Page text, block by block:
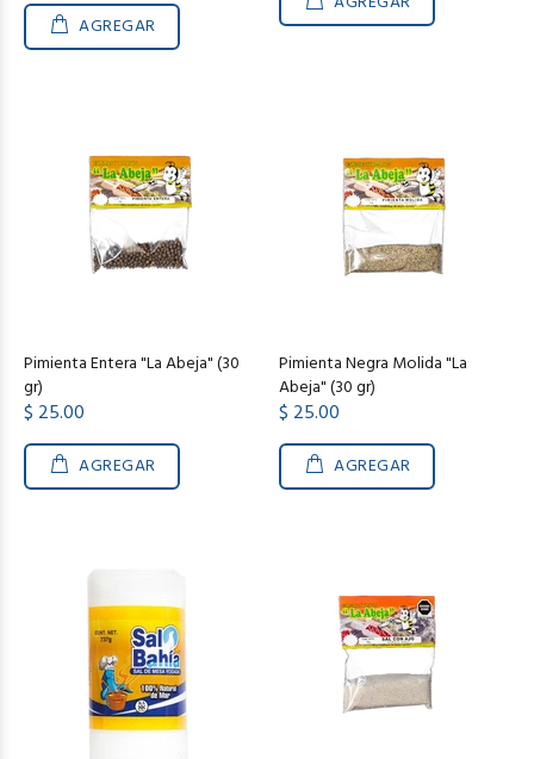
AGREGAR
Pimienta Entera "La Abeja" (30
gr)
$ 25.00
AGREGAR
Pimienta Negra Molida "La
Abeja" (30 gr)
$ 25.00
AGREGAR